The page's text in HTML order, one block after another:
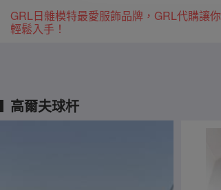
GRL日雜模特最愛服飾品牌，GRL代購讓你
輕鬆入手！
高爾夫球杆